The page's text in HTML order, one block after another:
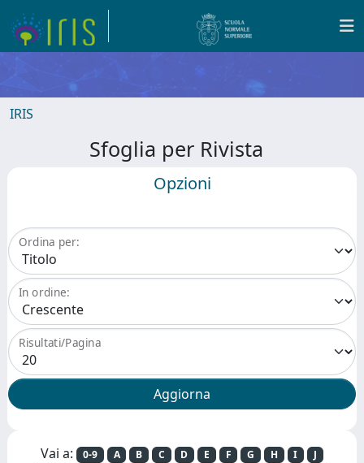
IRIS
Sfoglia per Rivista
Opzioni
Ordina per:
In ordine:
Risultati/Pagina
Vai a: 0-9 A B C D E F G H I
J